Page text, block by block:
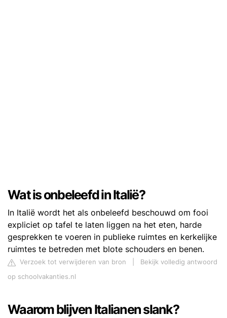
Wat is onbeleefd in Italië?
In Italië wordt het als onbeleefd beschouwd om fooi
expliciet op tafel te laten liggen na het eten, harde
gesprekken te voeren in publieke ruimtes en kerkelijke
ruimtes te betreden met blote schouders en benen.
Verzoek tot verwijderen van bron
Bekijk volledig antwoord
op schoolvakanties.nl
Waarom blijven Italianen slank?